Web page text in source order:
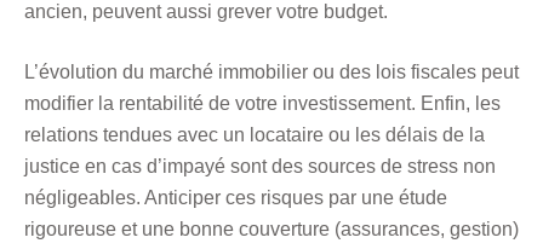
ancien, peuvent aussi grever votre budget.
L’évolution du marché immobilier ou des lois fiscales peut
modifier la rentabilité de votre investissement. Enfin, les
relations tendues avec un locataire ou les délais de la
justice en cas d’impayé sont des sources de stress non
négligeables. Anticiper ces risques par une étude
rigoureuse et une bonne couverture (assurances, gestion)